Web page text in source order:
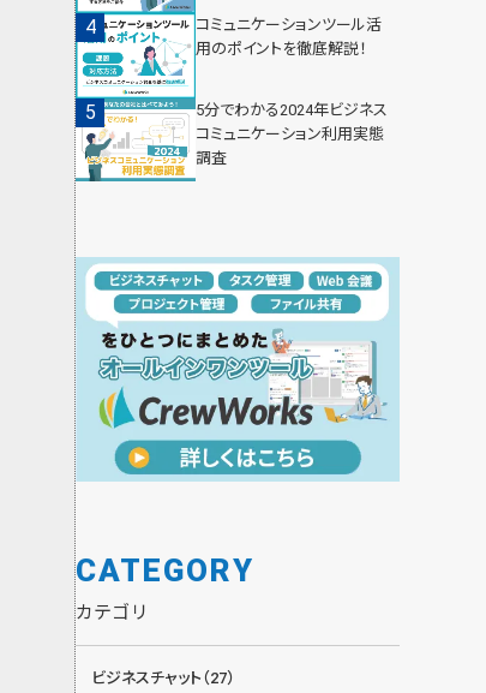
コミュニケーションツール活
用のポイントを徹底解説！
5分でわかる2024年ビジネス
コミュニケーション利用実態
調査
CATEGORY
カテゴリ
ビジネスチャット（27）